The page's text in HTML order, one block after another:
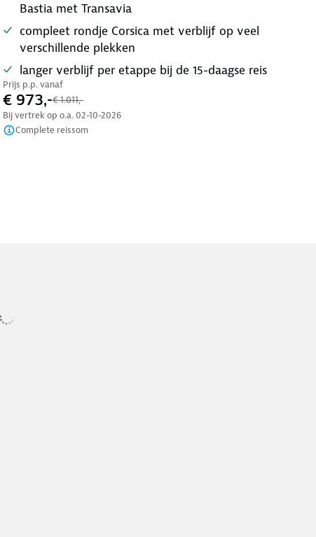
Bastia met Transavia
compleet rondje Corsica met verblijf op veel
verschillende plekken
langer verblijf per etappe bij de 15-daagse reis
Prijs p.p. vanaf
€ 973,-€ 1.011,-
Bij vertrek op o.a. 02-10-2026
Complete reissom